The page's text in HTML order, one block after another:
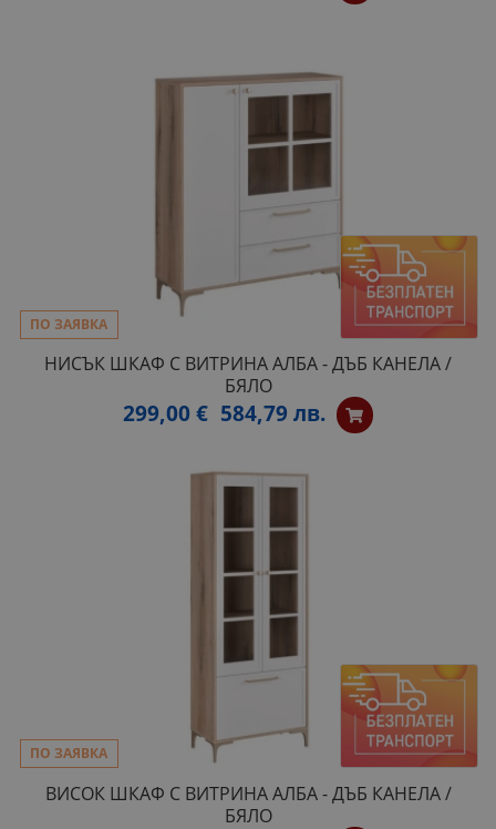
ПО ЗАЯВКА
НИСЪК ШКАФ С ВИТРИНА АЛБА - ДЪБ КАНЕЛА /
БЯЛО
299,00 € 584,79 лв.
ПО ЗАЯВКА
ВИСОК ШКАФ С ВИТРИНА АЛБА - ДЪБ КАНЕЛА /
БЯЛО